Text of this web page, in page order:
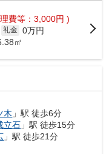
費等：3,000円 )
礼金 0万円
㎡
木 」駅 徒歩6分
立石 」駅 徒歩15分
」駅 徒歩21分